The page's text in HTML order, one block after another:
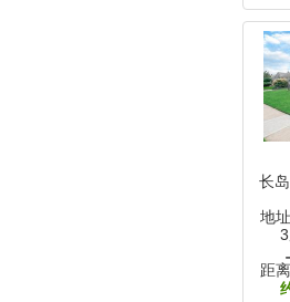
长
地
距